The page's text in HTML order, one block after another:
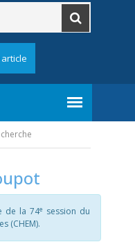
article
de la 74e session du
(CHEM).